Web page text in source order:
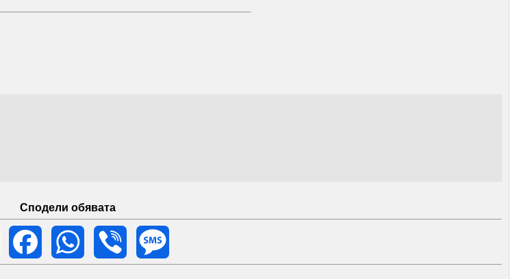
Сподели обявата
Email
Facebook WhatsApp Viber